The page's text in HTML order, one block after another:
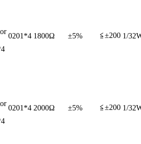
0201*4 1800Ω ±5% ≦±200 1/
0201*4 2000Ω ±5% ≦±200 1/